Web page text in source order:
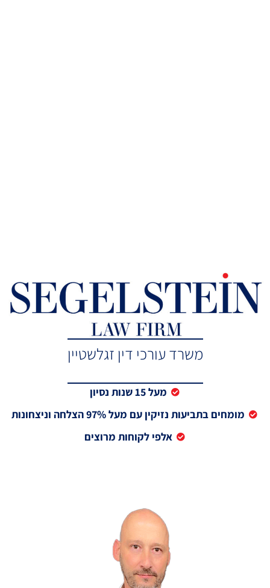
משרד עורכי דין זגלשטיין
מעל 15 שנות נסיון
מומחים בתביעות נזיקין עם מעל 97% הצלחה וניצחונות
אלפי לקוחות מרוצים